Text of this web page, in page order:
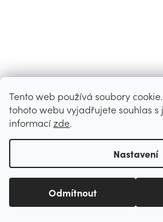
Tento web používá soubory
tohoto webu vyjadřujete souhlas s
informacízde.
Nastavení
Odmítnout